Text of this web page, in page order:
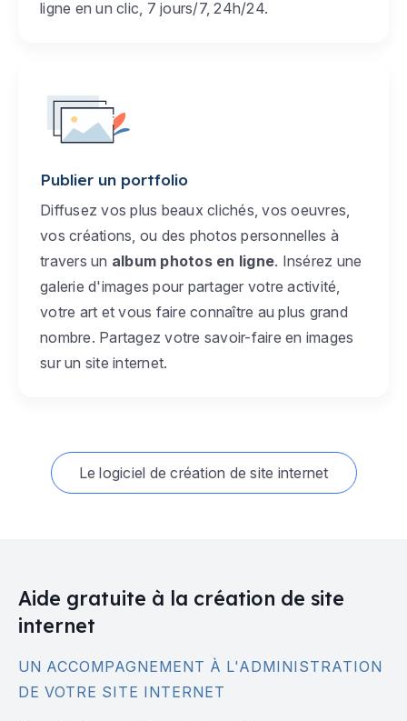
ligne en un clic, 7 jours/7, 24h/24.
Publier un portfolio
Diffusez vos plus beaux clichés, vos oeuvres,
vos créations, ou des photos personnelles à
travers un album photos en ligne. Insérez une
galerie d'images pour partager votre activité,
votre art et vous faire connaître au plus grand
nombre. Partagez votre savoir-faire en images
sur un site internet.
Le logiciel de création de site internet
Aide gratuite à la création de site
internet
UN ACCOMPAGNEMENT À L'ADMINISTRATION
DE VOTRE SITE INTERNET